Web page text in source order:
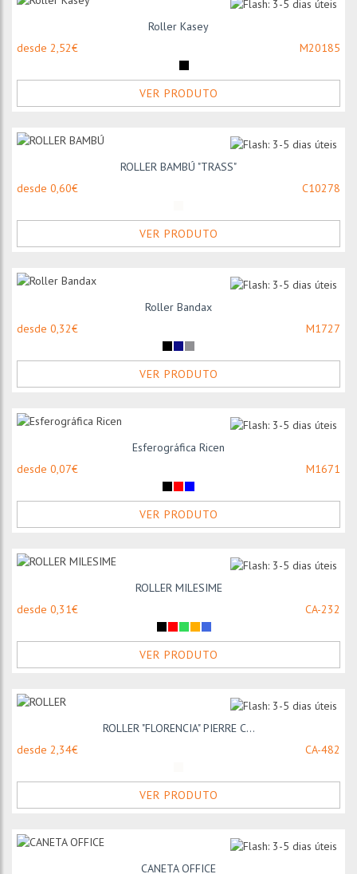
Roller Kasey
desde 2,52€
M20185
VER PRODUTO
ROLLER BAMBÚ "TRASS"
desde 0,60€
C10278
VER PRODUTO
Roller Bandax
desde 0,32€
M1727
VER PRODUTO
Esferográfica Ricen
desde 0,07€
M1671
VER PRODUTO
ROLLER MILESIME
desde 0,31€
CA-232
VER PRODUTO
ROLLER "FLORENCIA" PIERRE C...
desde 2,34€
CA-482
VER PRODUTO
CANETA OFFICE